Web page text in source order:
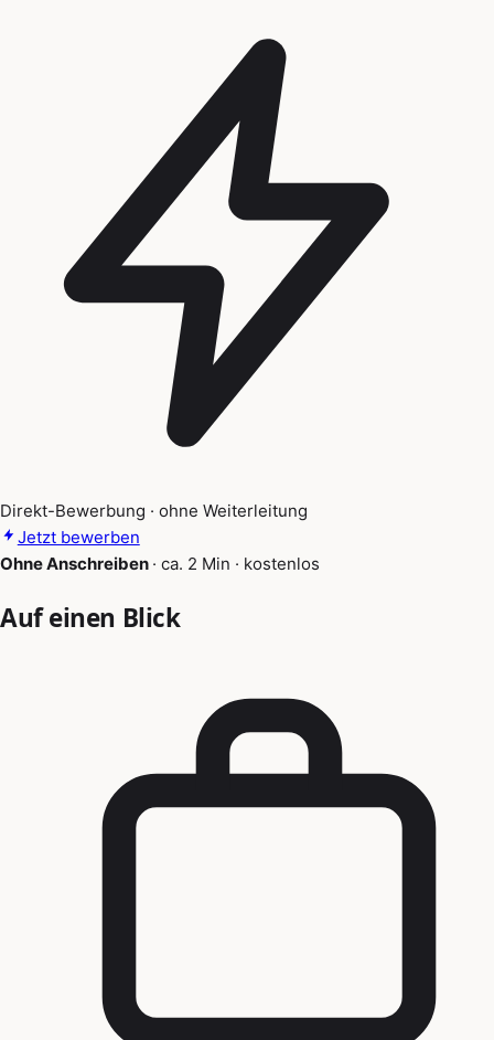
Direkt-Bewerbung · ohne Weiterleitung
Jetzt bewerben
Ohne Anschreiben · ca. 2 Min · kostenlos
Auf einen Blick